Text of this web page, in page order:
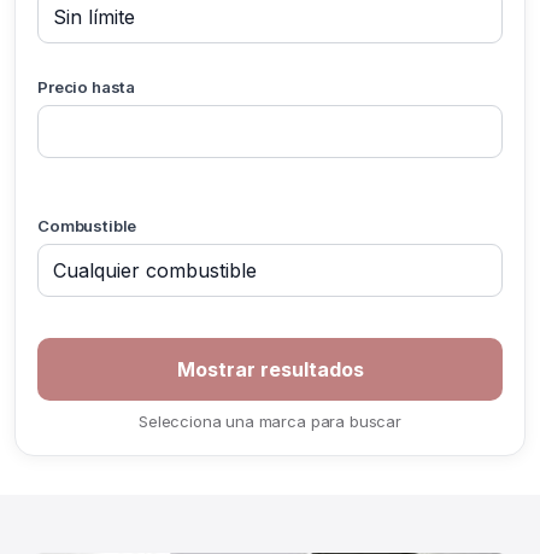
Precio hasta
Combustible
human,
Selecciona una marca para buscar